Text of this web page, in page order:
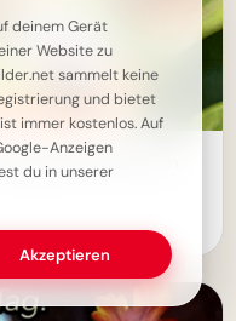
Grüße zum
deinem Gerät
Website zu
sammelt keine
und bietet
immer kostenlos. Auf
Anzeigen
du in unserer
Akzeptieren